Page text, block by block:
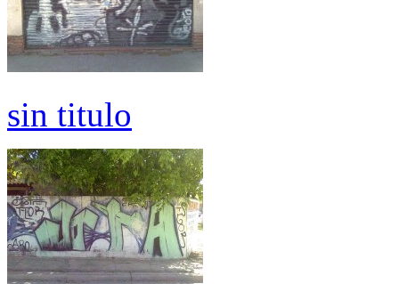
sin titulo